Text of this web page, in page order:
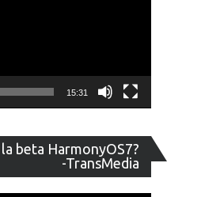
15:31
beta HarmonyOS7?
-TransMedia
de
vídeo